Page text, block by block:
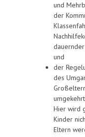
und
der
und
der
des
Hier wird
Kinder
Eltern